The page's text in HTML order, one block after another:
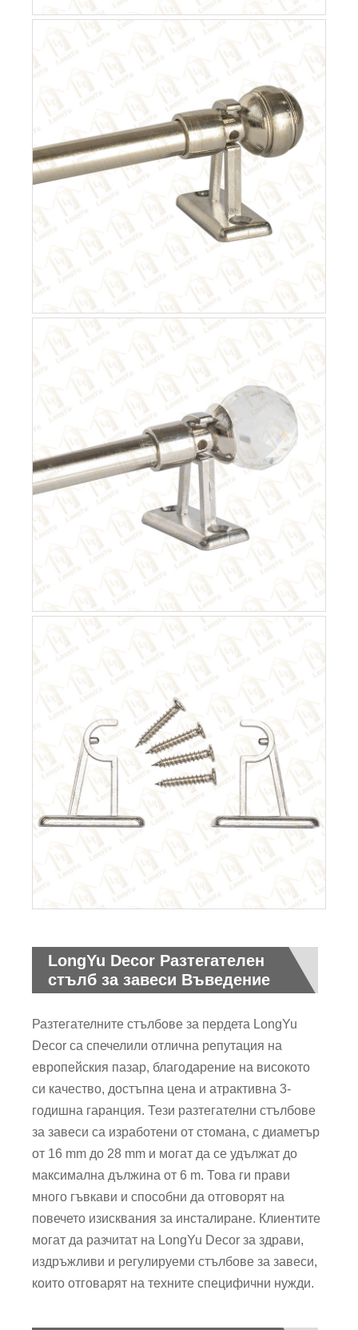
LongYu Decor Разтегателен
стълб за завеси Въведение
Разтегателните стълбове за пердета LongYu
Decor са спечелили отлична репутация на
европейския пазар, благодарение на високото
си качество, достъпна цена и атрактивна 3-
годишна гаранция. Тези разтегателни стълбове
за завеси са изработени от стомана, с диаметър
от 16 mm до 28 mm и могат да се удължат до
максимална дължина от 6 m. Това ги прави
много гъвкави и способни да отговорят на
повечето изисквания за инсталиране. Клиентите
могат да разчитат на LongYu Decor за здрави,
издръжливи и регулируеми стълбове за завеси,
които отговарят на техните специфични нужди.